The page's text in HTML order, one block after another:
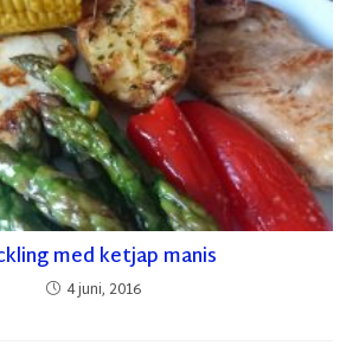
med ketjap manis
4 juni, 2016